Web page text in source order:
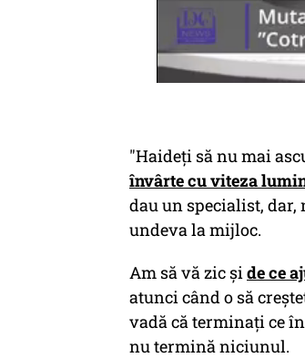
"Haideți să nu mai
învârte cu viteza
dau un specialist, dar,
undeva la mijloc.
Am să vă zic și de ce
atunci când o să
vadă că terminați ce
nu termină niciunul.